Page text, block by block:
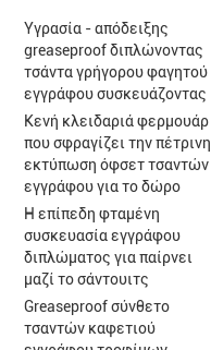
Υγρασία - απόδειξης
greaseproof διπλώνοντας
τσάντα γρήγορου φαγητού
εγγράφου συσκευάζοντας
Κενή κλειδαριά φερμουάρ
που σφραγίζει την πέτρινη
εκτύπωση όφσετ τσαντών
εγγράφου για το δώρο
Η επίπεδη φταμένη
συσκευασία εγγράφου
διπλώματος για παίρνει
μαζί το σάντουιτς
Greaseproof σύνθετο
τσαντών καφετιού